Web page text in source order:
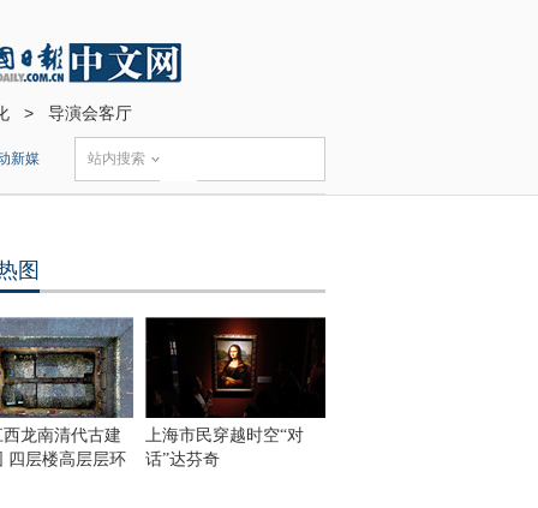
> 导演会客厅
新媒 站内搜索
图
龙南清代古建
四层楼高层层环
上海市民穿越时空“对
话”达芬奇